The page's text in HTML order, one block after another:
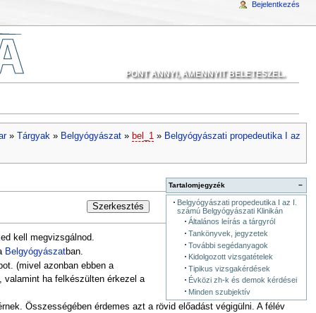
PONT ANNYI, AMENNYIT BELETESZEL.
» Tárgyak» Belgyógyászat» bel_1» Belgyógyászati propedeutika I az
−
Tartalomjegyzék
Belgyógyászati propedeutika I az I.
számú Belgyógyászati Klinikán
Általános leírás a tárgyról
Tankönyvek, jegyzetek
További segédanyagok
Kidolgozott vizsgatételek
Tipikus vizsgakérdések
Évközi zh-k és demok kérdései
Minden szubjektív
Szerkesztés
kell megvizsgálnod.
Belgyógyászatban.
(mivel azonban ebben a
ha felkészülten érkezel a
Összességében érdemes azt a rövid előadást végigülni. A félév
Bejelentkezés